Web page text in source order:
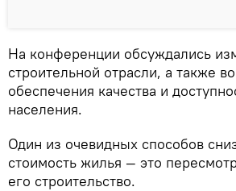
На конференции обсуждались
строительной отрасли, а также
обеспечения качества и
населения.
Один из очевидных способов
стоимость жилья — это
его строительство.